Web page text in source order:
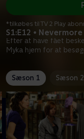
S1:E12 • Nevermore
Efter at have fået
Myka hjem for at
*tilkøbes til TV 2 Play
Sæson 1 Sæson 2